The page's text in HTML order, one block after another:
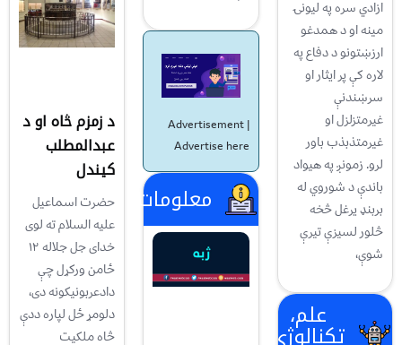
ازادي سره په ليونۍ
مينه او د همدغو
ارزښتونو د دفاع په
لاره کې پر ايثار او
سرښندنې
غيرمتزلزل او
غيرمتذبذب باور
لرو. زمونږ په هیواد
باندې د شوروي له
بربنډ يرغل څخه
څلور لسیزې تیرې
شوې،
علم،
تکنالوژي
Advertisement |
Advertise here
معلومات
د زمزم څاه او د
عبدالمطلب
کيندل
حضرت اسماعیل
علیه السلام ته لوی
خدای جل جلاله ۱۲
ځامن ورکړل چې
دادعربونیکونه دی،
دلومړ ځل لپاره ددې
څاه ملکیت